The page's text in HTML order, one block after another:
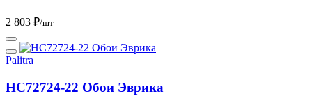
2 803 ₽/шт
Palitra
HC72724-22 Обои Эврика